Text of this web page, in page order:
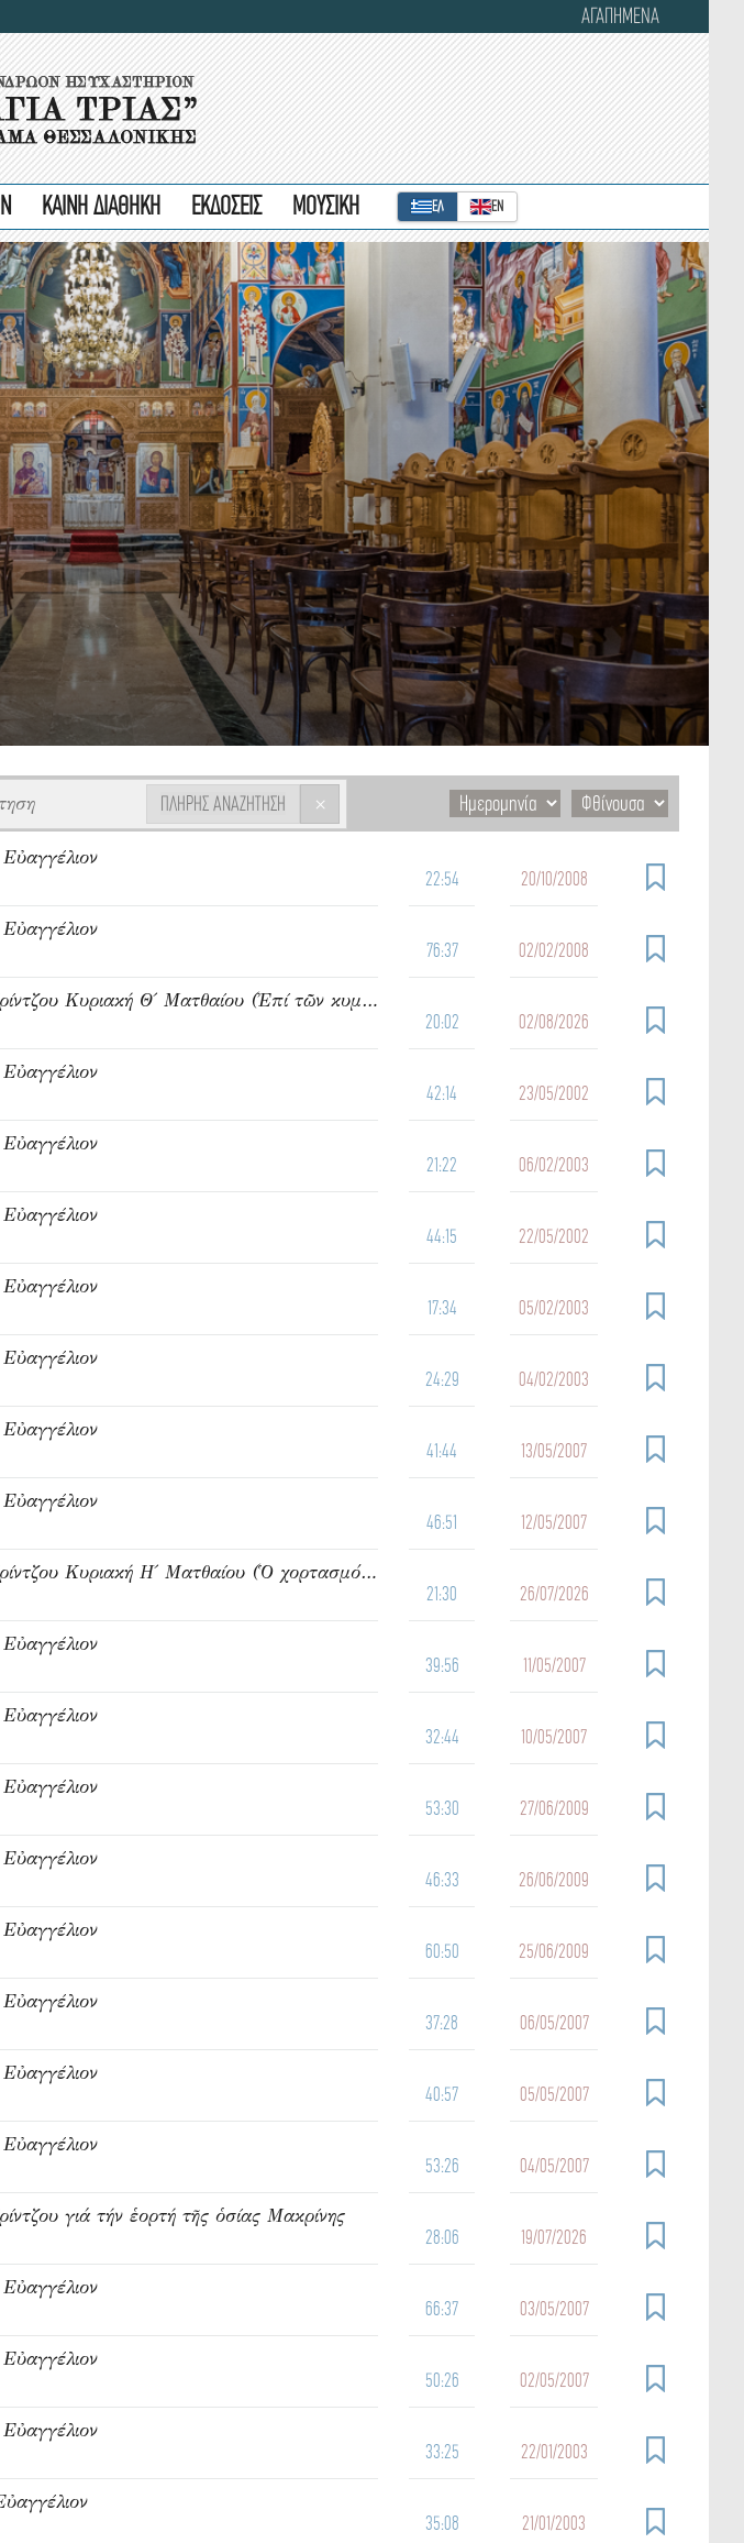
ΑΓΑΠΗΜΕΝΑ
ΚΑΙΝΗ ΔΙΑΘΗΚΗ ΕΚΔΟΣΕΙΣ ΜΟΥΣΙΚΗ ΕΛ ΕΝ
ΠΛΉΡΗΣ ΑΝΑΖΉΤΗΣΗ ×
22:54 20/10/2008
76:37 02/02/2008
950. Ὁμιλία τοῦ π. Ἰωάννου Γρίντζου Κυριακή Θ΄ Ματθαίου (Ἐπί τῶν κυμάτων)
20:02 02/08/2026
42:14 23/05/2002
21:22 06/02/2003
44:15 22/05/2002
17:34 05/02/2003
24:29 04/02/2003
41:44 13/05/2007
46:51 12/05/2007
942. Ὁμιλία τοῦ π. Ἰωάννου Γρίντζου Κυριακή Η΄ Ματθαίου (Ὁ χορτασμός τῶν πεντακισχιλίων)
21:30 26/07/2026
39:56 11/05/2007
32:44 10/05/2007
53:30 27/06/2009
46:33 26/06/2009
60:50 25/06/2009
37:28 06/05/2007
40:57 05/05/2007
53:26 04/05/2007
γιά τήν ἑορτή τῆς ὁσίας Μακρίνης
28:06 19/07/2026
66:37 03/05/2007
50:26 02/05/2007
33:25 22/01/2003
35:08 21/01/2003